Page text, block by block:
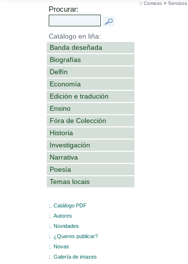
Procurar:
Catálogo en liña:
Banda deseñada
Biografías
Delfín
Economía
Edición e tradución
Ensino
Fóra de Colección
Historia
Investigación
Narrativa
Poesía
Temas locais
:.
Catálogo PDF
:.
Autores
:.
Novidades
:.
¿Queres publicar?
:.
Novas
:.
Galería de imaxes
:: Comezo > Servizos